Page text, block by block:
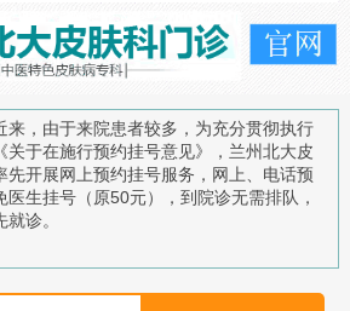
来，由于来院患者较多，为充分贯彻执行
关于在施行预约挂号意见》，兰州北大皮
先开展网上预约挂号服务，网上、电话预
医生挂号（原50元），到院诊无需排队，
诊。